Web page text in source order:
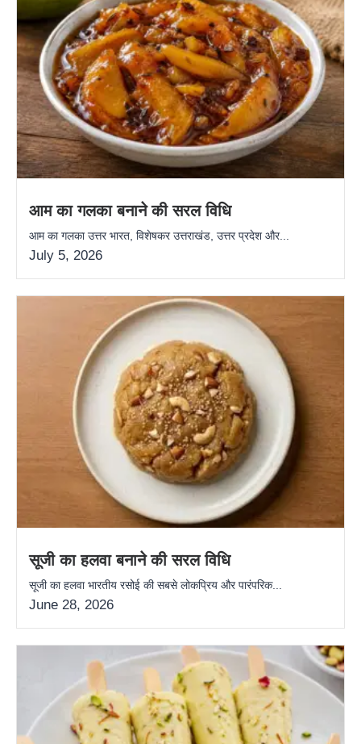
आम का गलका बनाने की सरल विधि
आम का गलका उत्तर भारत, विशेषकर उत्तराखंड, उत्तर प्रदेश और...
July 5, 2026
सूजी का हलवा बनाने की सरल विधि
सूजी का हलवा भारतीय रसोई की सबसे लोकप्रिय और पारंपरिक...
June 28, 2026